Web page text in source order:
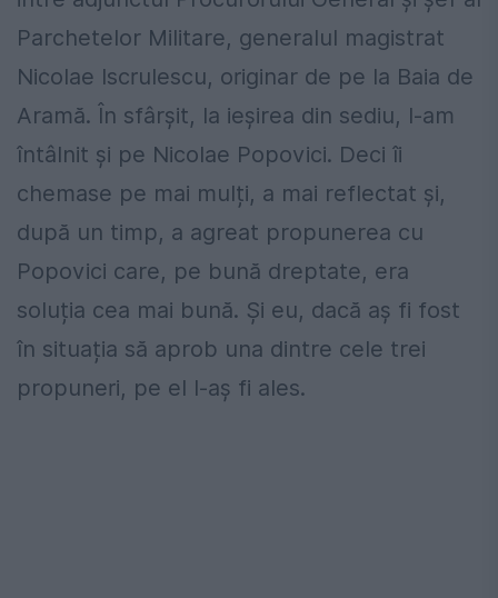
Parchetelor Militare, generalul magistrat
Nicolae Iscrulescu, originar de pe la Baia de
Aramă. În sfârșit, la ieșirea din sediu, l-am
întâlnit și pe Nicolae Popovici. Deci îi
chemase pe mai mulți, a mai reflectat și,
după un timp, a agreat propunerea cu
Popovici care, pe bună dreptate, era
soluția cea mai bună. Și eu, dacă aș fi fost
în situația să aprob una dintre cele trei
propuneri, pe el l-aș fi ales.